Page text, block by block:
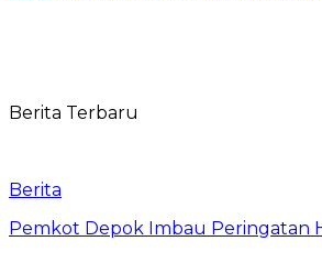
Berita Terbaru
Berita
Pemkot Depok Imbau Peringatan